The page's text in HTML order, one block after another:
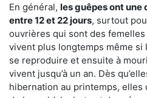
En général, les guêpes ont une
entre 12 et 22 jours, surtout
ouvrières qui sont des
vivent plus longtemps même
se reproduire et ensuite à
vivent jusqu’à un an. Dès
hibernation au printemps,